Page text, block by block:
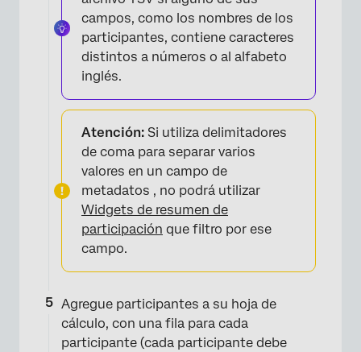
campos, como los nombres de los
participantes, contiene caracteres
distintos a números o al alfabeto
inglés.
Atención: Si utiliza delimitadores
de coma para separar varios
valores en un campo de
metadatos , no podrá utilizar
Widgets de resumen de
participación que filtro por ese
campo.
Agregue participantes a su hoja de
cálculo, con una fila para cada
participante (cada participante debe